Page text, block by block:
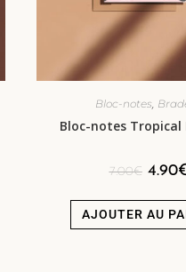
Bloc-notes,
Bloc-notes Tropical
7.00€ 4.90
AJOUTER AU